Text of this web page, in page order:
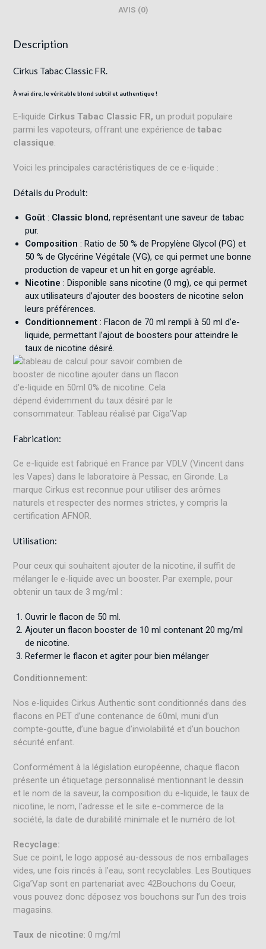
AVIS (0)
Description
Cirkus Tabac Classic FR.
À vrai dire, le véritable blond subtil et authentique !
E-liquide Cirkus Tabac Classic FR, un produit populaire
parmi les vapoteurs, offrant une expérience detabac
classique
Voici les principales caractéristiques de ce e-liquide :
Détails du Produit:
Goût : Classic blond, représentant une saveur de tabac
pur.
Composition : Ratio de 50 % de Propylène Glycol (PG) et
50 % de Glycérine Végétale (VG), ce qui permet une bonne
production de vapeur et un hit en gorge agréable.
Nicotine : Disponible sans nicotine (0 mg), ce qui permet
aux utilisateurs d’ajouter desboosters de nicotine selon
leurs préférences.
Conditionnement : Flacon de 70 ml rempli à 50 ml d’e-
liquide, permettant l’ajout de boosters pour atteindre le
taux de nicotine désiré.
Fabrication:
Ce e-liquide est fabriqué en France par VDLV (Vincent dans
les Vapes) dans le laboratoire à Pessac, en Gironde. La
marque Cirkus est reconnue pour utiliser des arômes
naturels et respecter des normes strictes, y compris la
certification AFNOR
Utilisation:
Pour ceux qui souhaitent ajouter de la nicotine, il suffit de
mélanger le e-liquide avec un booster. Par exemple, pour
obtenir un taux de 3 mg/ml :
Ouvrir le flacon de 50 ml.
Ajouter un flacon booster de 10 ml contenant 20 mg/ml
de nicotine.
Refermer le flacon et agiter pour bien mélanger
Conditionnement:
Nos e-liquides Cirkus Authentic sont conditionnés dans des
flacons en PET d’une contenance de 60ml, muni d’un
compte-goutte, d’une bague d’inviolabilité et d’un bouchon
sécurité enfant.
Conformément à la législation européenne, chaque flacon
présente un étiquetage personnalisé mentionnant le dessin
et le nom de la saveur, la composition du e-liquide, le taux de
nicotine, le nom, l’adresse et le site e-commerce de la
société, la date de durabilité minimale et le numéro de lot.
Recyclage:
Sue ce point, le logo apposé au-dessous de nos emballages
vides, une fois rincés à l’eau, sont recyclables. Les Boutiques
Ciga’Vap sont en partenariat avec 42Bouchons du Coeur,
vous pouvez donc déposez vos bouchons sur l’un des trois
magasins.
Taux de nicotine: 0 mg/ml